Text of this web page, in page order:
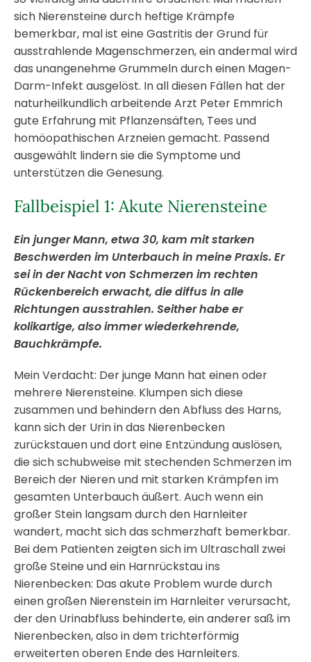
sich Nierensteine durch heftige Krämpfe
bemerkbar, mal ist eine Gastritis der Grund für
ausstrahlende Magenschmerzen, ein andermal wird
das unangenehme Grummeln durch einen Magen-
Darm-Infekt ausgelöst. In all diesen Fällen hat der
naturheilkundlich arbeitende Arzt Peter Emmrich
gute Erfahrung mit Pflanzensäften, Tees und
homöopathischen Arzneien gemacht. Passend
ausgewählt lindern sie die Symptome und
unterstützen die Genesung.
Fallbeispiel 1: Akute Nierensteine
Ein junger Mann, etwa 30, kam mit starken
Beschwerden im Unterbauch in meine Praxis. Er
sei in der Nacht von Schmerzen im rechten
Rückenbereich erwacht, die diffus in alle
Richtungen ausstrahlen. Seither habe er
kolikartige, also immer wiederkehrende,
Bauchkrämpfe.
Mein Verdacht: Der junge Mann hat einen oder
mehrere Nierensteine. Klumpen sich diese
zusammen und behindern den Abfluss des Harns,
kann sich der Urin in das Nierenbecken
zurückstauen und dort eine Entzündung auslösen,
die sich schubweise mit stechenden Schmerzen im
Bereich der Nieren und mit starken Krämpfen im
gesamten Unterbauch äußert. Auch wenn ein
großer Stein langsam durch den Harnleiter
wandert, macht sich das schmerzhaft bemerkbar.
Bei dem Patienten zeigten sich im Ultraschall zwei
große Steine und ein Harnrückstau ins
Nierenbecken: Das akute Problem wurde durch
einen großen Nierenstein im Harnleiter verursacht,
der den Urinabfluss behinderte, ein anderer saß im
Nierenbecken, also in dem trichterförmig
erweiterten oberen Ende des Harnleiters.